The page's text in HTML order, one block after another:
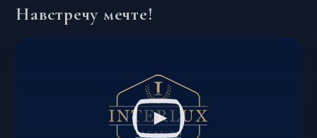
Навстречу мечте!